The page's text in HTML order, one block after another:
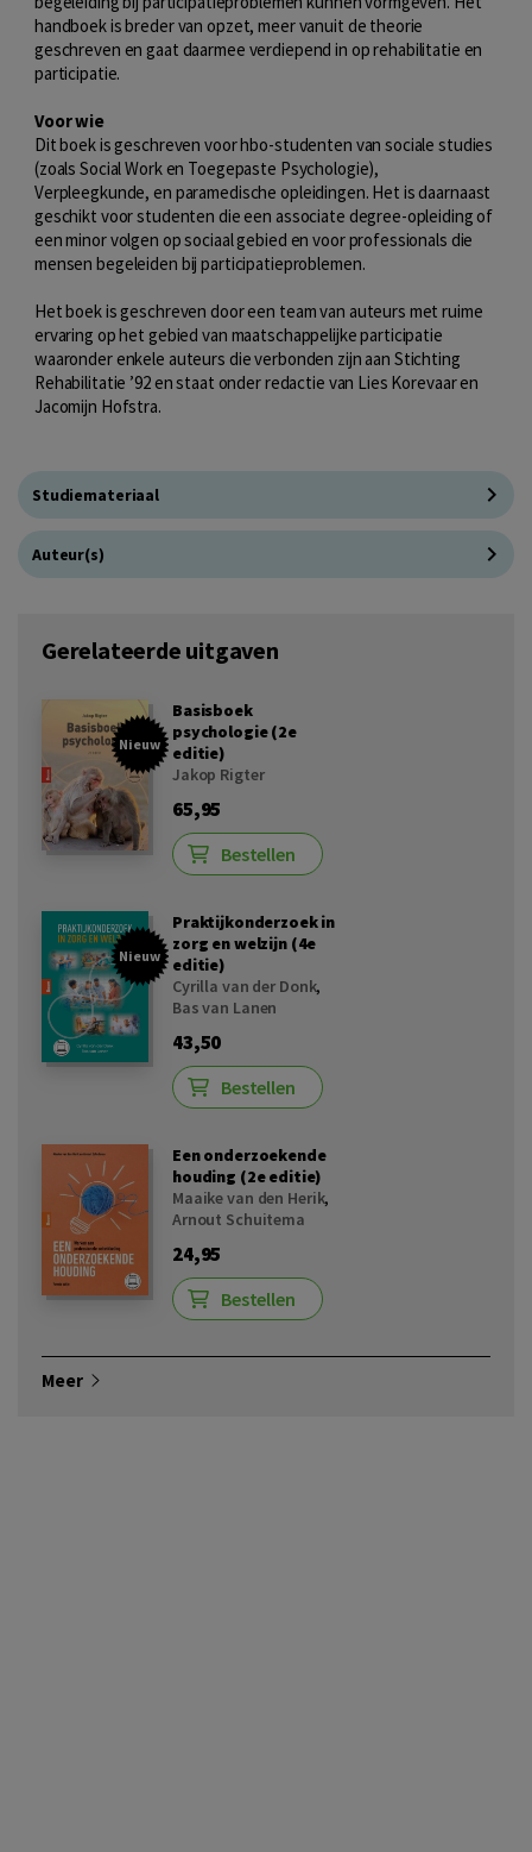
handboek is breder van opzet, meer vanuit de theorie
geschreven en gaat daarmee verdiepend in op rehabilitatie en
participatie.
Voor wie
Dit boek is geschreven voor hbo-studenten van sociale studies
(zoals Social Work en Toegepaste Psychologie),
Verpleegkunde, en paramedische opleidingen. Het is daarnaast
geschikt voor studenten die een associate degree-opleiding of
een minor volgen op sociaal gebied en voor professionals die
mensen begeleiden bij participatieproblemen.
Het boek is geschreven door een team van auteurs met ruime
ervaring op het gebied van maatschappelijke participatie
waaronder enkele auteurs die verbonden zijn aan Stichting
Rehabilitatie ’92 en staat onder redactie van Lies Korevaar en
Jacomijn Hofstra.
Studiemateriaal
Auteur(s)
Gerelateerde uitgaven
Nieuw
Basisboek
psychologie (2e
editie)
Jakop Rigter
65,95
Bestellen
Nieuw
Praktijkonderzoek in
zorg en welzijn (4e
editie)
Cyrilla van der Donk,
Bas van Lanen
43,50
Bestellen
Een onderzoekende
houding (2e editie)
Maaike van den Herik,
Arnout Schuitema
24,95
Bestellen
Meer